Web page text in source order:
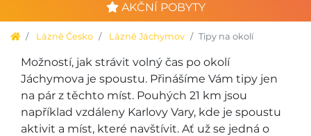
AKČNÍ POBYTY
Lázně Česko Lázně Jáchymov Tipy na okolí
Možností, jak strávit volný čas po okolí
Jáchymova je spoustu. Přinášíme Vám tipy jen
na pár z těchto míst. Pouhých 21 km jsou
například vzdáleny Karlovy Vary, kde je spoustu
aktivit a míst, které navštívit. Ať už se jedná o